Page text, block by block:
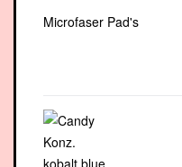
Microfaser Pad's